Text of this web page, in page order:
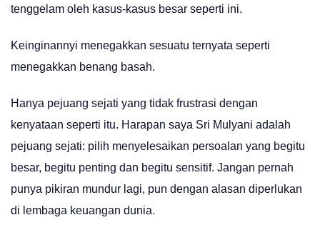
tenggelam oleh kasus-kasus besar seperti ini.
Keinginannyi menegakkan sesuatu ternyata seperti
menegakkan benang basah.
Hanya pejuang sejati yang tidak frustrasi dengan
kenyataan seperti itu. Harapan saya Sri Mulyani adalah
pejuang sejati: pilih menyelesaikan persoalan yang begitu
besar, begitu penting dan begitu sensitif. Jangan pernah
punya pikiran mundur lagi, pun dengan alasan diperlukan
di lembaga keuangan dunia.